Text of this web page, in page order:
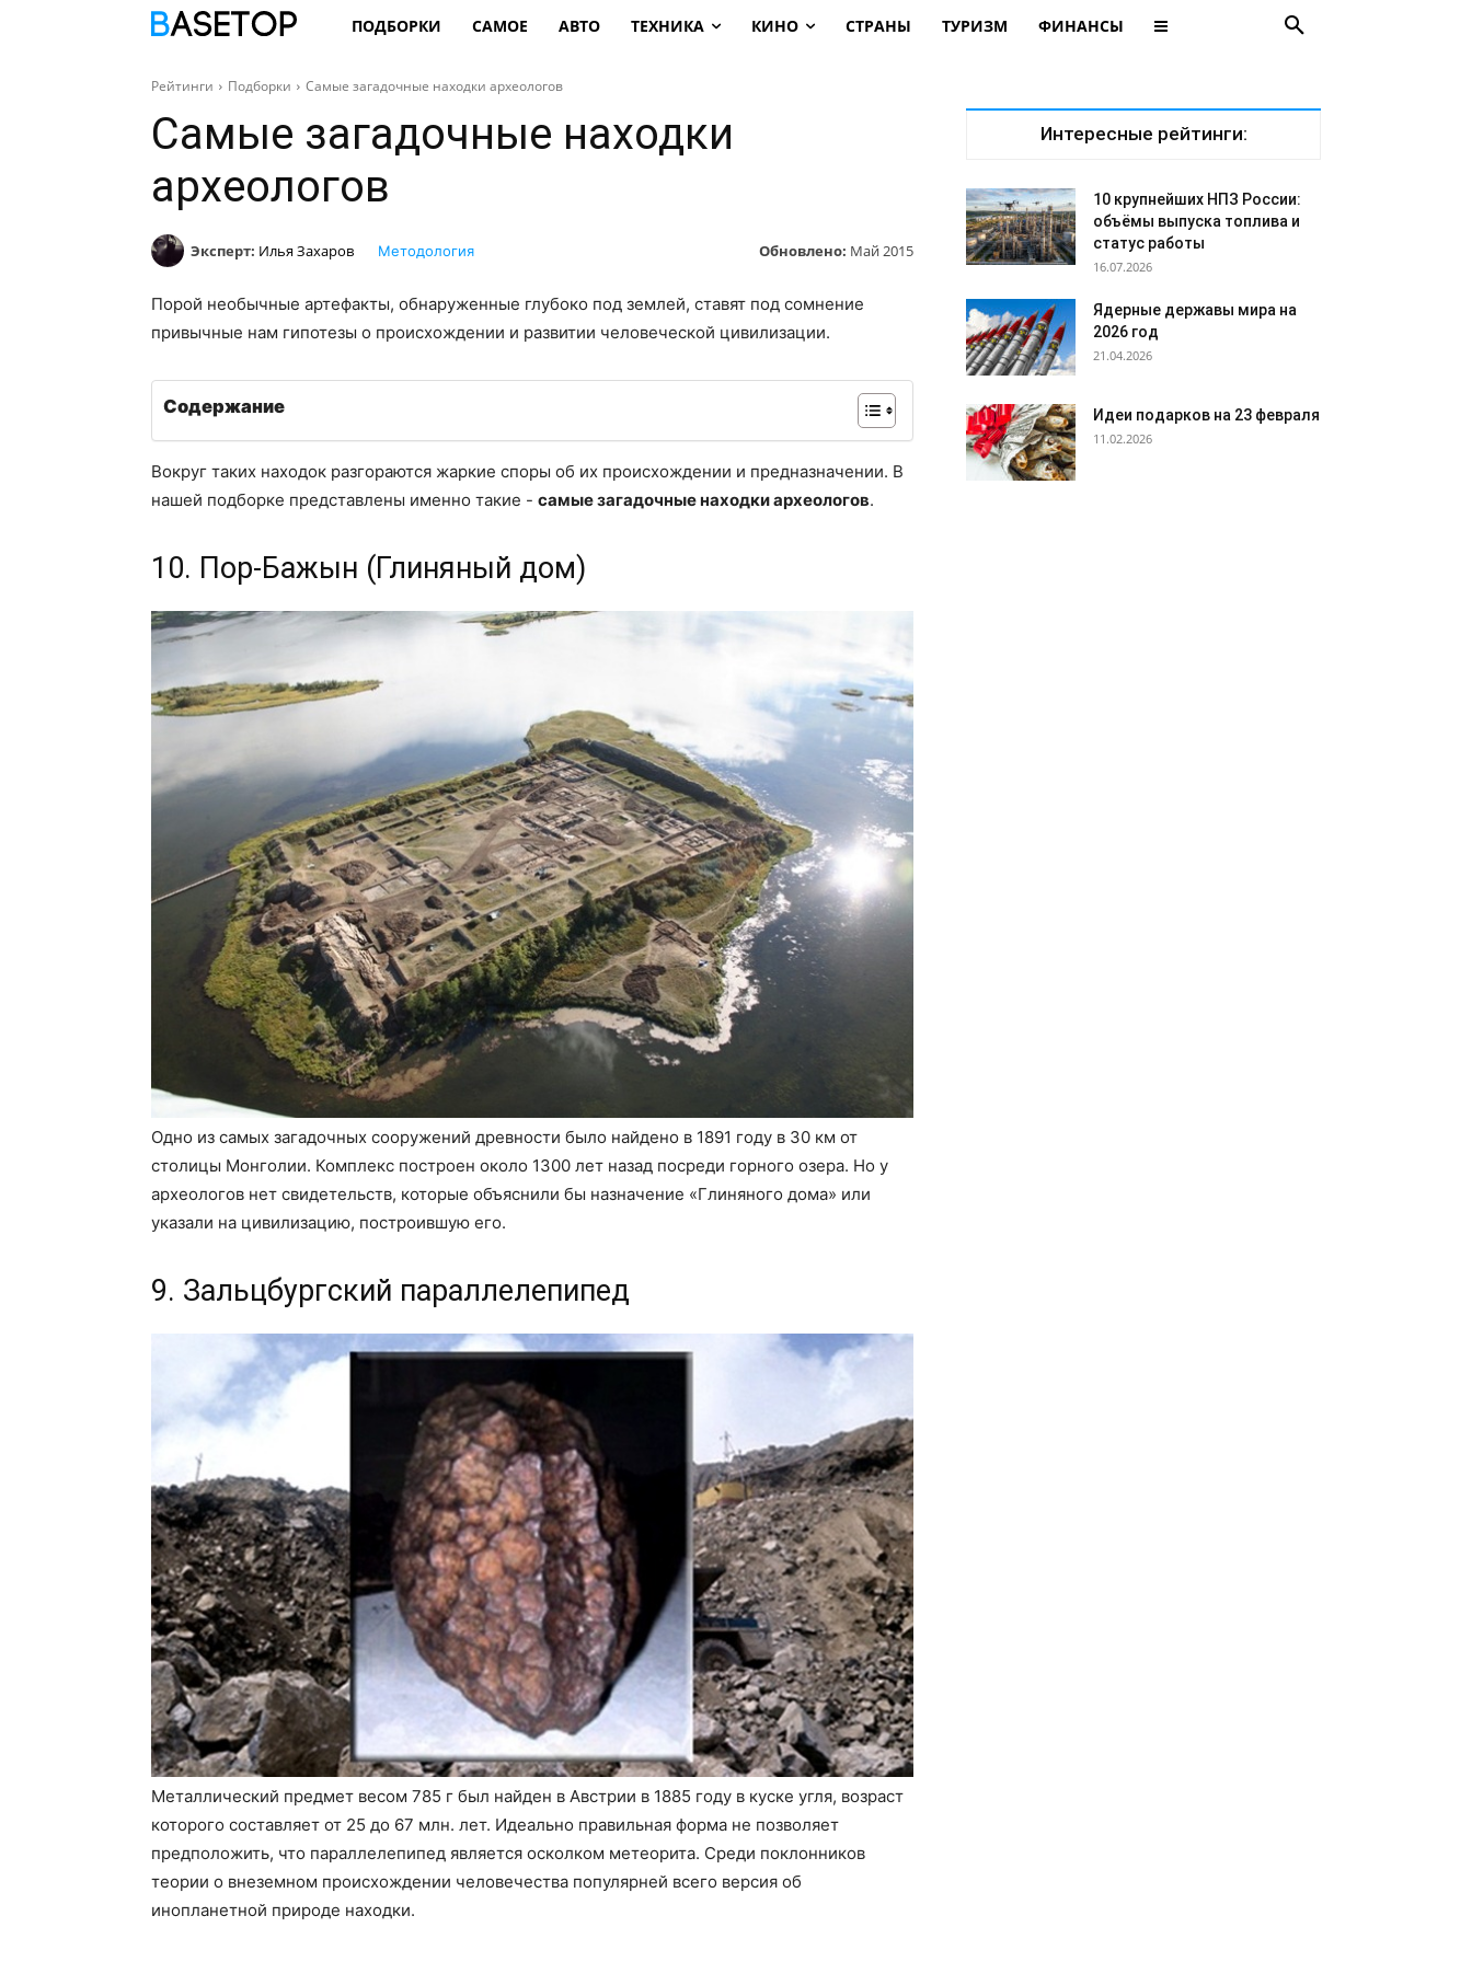
ПОДБОРКИ САМОЕ АВТО ТЕХНИКА КИНО СТРАНЫ ТУРИЗМ ФИНАНСЫ
Рейтинги Подборки Самые загадочные находки археологов
Самые загадочные находки
археологов
Эксперт: Илья Захаров Обновлено: Май 2015
Методология
Порой необычные артефакты, обнаруженные глубоко под землей, ставят под сомнение
привычные нам гипотезы о происхождении и развитии человеческой цивилизации.
Содержание
Вокруг таких находок разгораются жаркие споры об их происхождении и предназначении. В
нашей подборке представлены именно такие - самые загадочные находки археологов.
10. Пор-Бажын (Глиняный дом)
Одно из самых загадочных сооружений древности было найдено в 1891 году в 30 км от
столицы Монголии. Комплекс построен около 1300 лет назад посреди горного озера. Но у
археологов нет свидетельств, которые объяснили бы назначение «Глиняного дома» или
указали на цивилизацию, построившую его.
9. Зальцбургский параллелепипед
Металлический предмет весом 785 г был найден в Австрии в 1885 году в куске угля, возраст
которого составляет от 25 до 67 млн. лет. Идеально правильная форма не позволяет
предположить, что параллелепипед является осколком метеорита. Среди поклонников
теории о внеземном происхождении человечества популярней всего версия об
инопланетной природе находки.
Интересные рейтинги:
10 крупнейших НПЗ России:
объёмы выпуска топлива и
статус работы
16.07.2026
Ядерные державы мира на
2026 год
21.04.2026
Идеи подарков на 23 февраля
11.02.2026